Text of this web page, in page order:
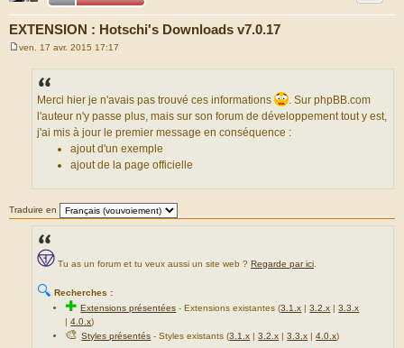
EXTENSION : Hotschi's Downloads v7.0.17
ven. 17 avr. 2015 17:17
Merci hier je n'avais pas trouvé ces informations
. Sur phpBB.com
l'auteur n'y passe plus, mais sur son forum de développement tout y est,
j'ai mis à jour le premier message en conséquence :
ajout d'un exemple
ajout de la page officielle
Traduire en
Tu as un forum et tu veux aussi un site web ? Regarde par ici.
🔍 Recherches :
✚Extensions présentées - Extensions existantes (3.1.x |3.2.x |3.3.x
|4.0.x)
🎨Styles présentés - Styles existants (3.1.x |3.2.x |3.3.x |4.0.x)